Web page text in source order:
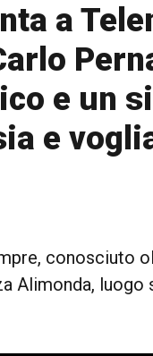
a
e un
e
conosciuto
Alimonda,